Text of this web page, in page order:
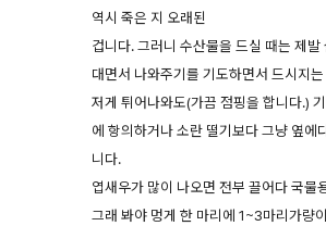
역시 죽은 지 오래된
겁니다. 그러니 수산물을 드실 때는 제
대면서 나와주기를 기도하면서 드시지
저게 튀어나와도(가끔 점핑을 합니다.)
에 항의하거나 소란 떨기보다 그냥 옆에
니다.
엽새우가 많이 나오면 전부 끌어다 국물
그래 봐야 멍게 한 마리에 1~3마리가량